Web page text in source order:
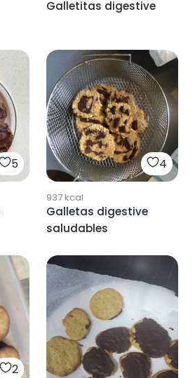
Galletitas digestive
5 4
937kcal
Galletas digestive
saludables
2